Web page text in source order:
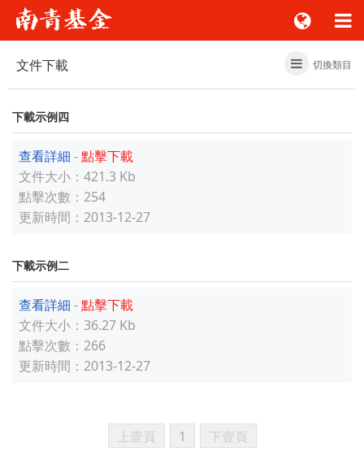
文件下載 切換類目
下載示例四
查看詳細 -點擊下載
文件大小 ：421.3 Kb
點擊次數 ：254
更新時間 ：2013-12-27
下載示例二
查看詳細 -點擊下載
文件大小 ：36.27 Kb
點擊次數 ：266
更新時間 ：2013-12-27
上壹頁 1 下壹頁